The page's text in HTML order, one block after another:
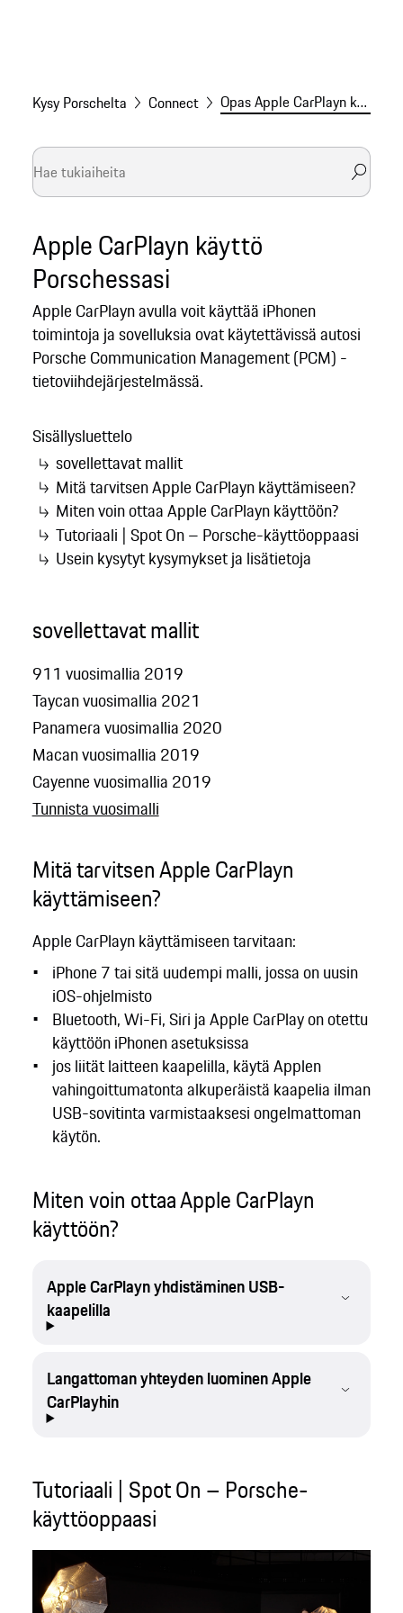
Kysy Porschelta Connect Opas Apple CarPlayn käyttöön Porschessasi
Apple CarPlayn käyttö
Porschessasi
Apple CarPlayn avulla voit käyttää iPhonen
toimintoja ja sovelluksia ovat käytettävissä autosi
Porsche Communication Management (PCM) -
tietoviihdejärjestelmässä.
Sisällysluettelo
sovellettavat mallit
Mitä tarvitsen Apple CarPlayn käyttämiseen?
Miten voin ottaa Apple CarPlayn käyttöön?
Tutoriaali | Spot On – Porsche-käyttöoppaasi
Usein kysytyt kysymykset ja lisätietoja
sovellettavat mallit
911 vuosimallia 2019
Taycan vuosimallia 2021
Panamera vuosimallia 2020
Macan vuosimallia 2019
Cayenne vuosimallia 2019
Tunnista vuosimalli
Mitä tarvitsen Apple CarPlayn
käyttämiseen?
Apple CarPlayn käyttämiseen tarvitaan:
iPhone 7 tai sitä uudempi malli, jossa on uusin
iOS-ohjelmisto
Bluetooth, Wi-Fi, Siri ja Apple CarPlay on otettu
käyttöön iPhonen asetuksissa
jos liität laitteen kaapelilla, käytä Applen
vahingoittumatonta alkuperäistä kaapelia ilman
USB-sovitinta varmistaaksesi ongelmattoman
käytön.
Miten voin ottaa Apple CarPlayn
käyttöön?
Apple CarPlayn yhdistäminen USB-
kaapelilla
Langattoman yhteyden luominen Apple
CarPlayhin
Tutoriaali | Spot On – Porsche-
käyttöoppaasi